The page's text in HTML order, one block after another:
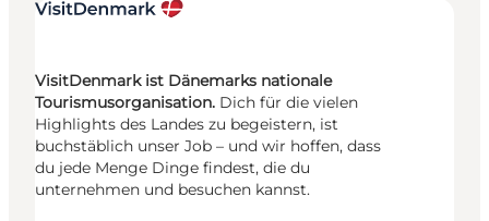
VisitDenmark ist Dänemarks nationale
Tourismusorganisation. Dich für die vielen
Highlights des Landes zu begeistern, ist
buchstäblich unser Job – und wir hoffen, dass
du jede Menge Dinge findest, die du
unternehmen und besuchen kannst.